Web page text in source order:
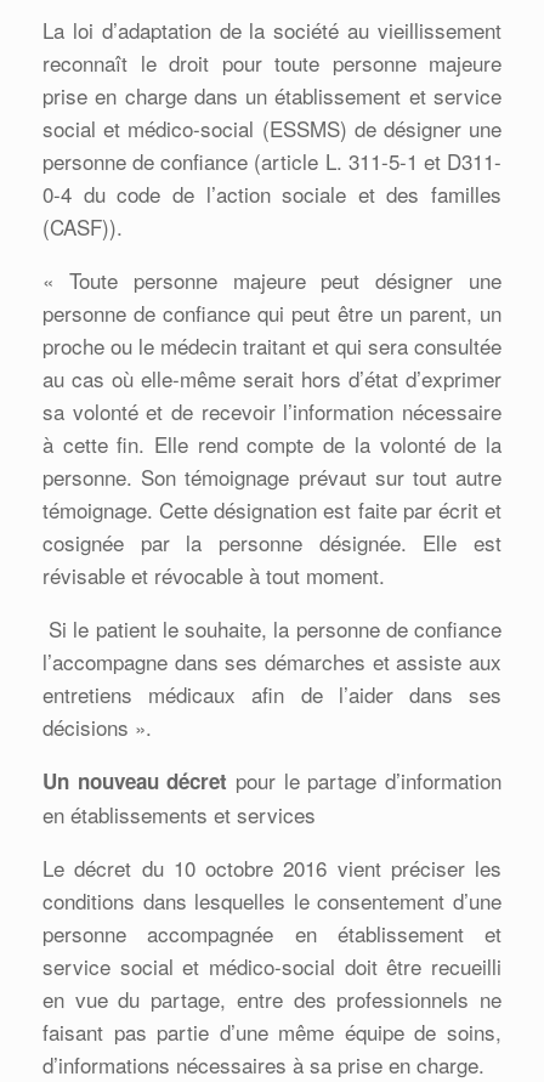
La loi d’adaptation de la société au vieillissement
reconnaît le droit pour toute personne majeure
prise en charge dans un établissement et service
social et médico-social (ESSMS) de désigner une
personne de confiance (article L. 311-5-1 et D311-
0-4 du code de l’action sociale et des familles
(CASF)).
« Toute personne majeure peut désigner une
personne de confiance qui peut être un parent, un
proche ou le médecin traitant et qui sera consultée
au cas où elle-même serait hors d’état d’exprimer
sa volonté et de recevoir l’information nécessaire
à cette fin. Elle rend compte de la volonté de la
personne. Son témoignage prévaut sur tout autre
témoignage. Cette désignation est faite par écrit et
cosignée par la personne désignée. Elle est
révisable et révocable à tout moment.
Si le patient le souhaite, la personne de confiance
l’accompagne dans ses démarches et assiste aux
entretiens médicaux afin de l’aider dans ses
décisions ».
Un nouveau décret pour le partage d’information
en établissements et services
Le décret du 10 octobre 2016 vient préciser les
conditions dans lesquelles le consentement d’une
personne accompagnée en établissement et
service social et médico-social doit être recueilli
en vue du partage, entre des professionnels ne
faisant pas partie d’une même équipe de soins,
d’informations nécessaires à sa prise en charge.